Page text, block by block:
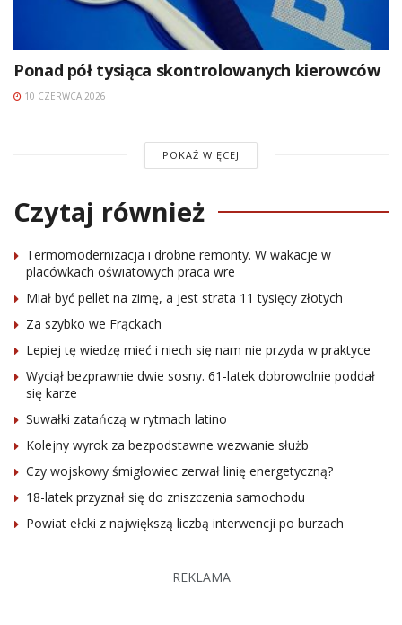
Ponad pół tysiąca skontrolowanych kierowców
10 CZERWCA 2026
POKAŻ WIĘCEJ
Czytaj również
Termomodernizacja i drobne remonty. W wakacje w
placówkach oświatowych praca wre
Miał być pellet na zimę, a jest strata 11 tysięcy złotych
Za szybko we Frąckach
Lepiej tę wiedzę mieć i niech się nam nie przyda w praktyce
Wyciął bezprawnie dwie sosny. 61-latek dobrowolnie poddał
się karze
Suwałki zatańczą w rytmach latino
Kolejny wyrok za bezpodstawne wezwanie służb
Czy wojskowy śmigłowiec zerwał linię energetyczną?
18-latek przyznał się do zniszczenia samochodu
Powiat ełcki z największą liczbą interwencji po burzach
REKLAMA